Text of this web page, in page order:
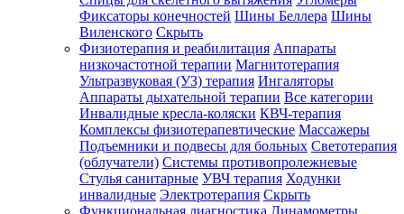
Фиксаторы конечностей Шины Беллера Шины
Виленского Скрыть
Физиотерапия и реабилитация Аппараты
низкочастотной терапии Магнитотерапия
Ультразвуковая (УЗ) терапия Ингаляторы
Аппараты дыхательной терапии Все категории
Инвалидные кресла-коляски КВЧ-терапия
Комплексы физиотерапевтические Массажеры
Подъемники и подвесы для больных Светотерапия
(облучатели) Системы противопролежневые
Стулья санитарные УВЧ терапия Ходунки
инвалидные Электротерапия Скрыть
Функциональная диагностика Динамометры